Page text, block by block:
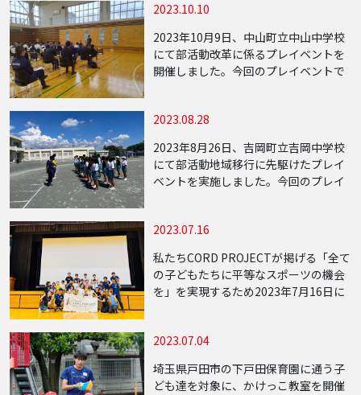
行うことができ多くの方々にご協力を
し […]
2023.10.10
2023年10月9日、中山町立中山中学校
にて部活動改革に係るプレイベントを
開催しました。今回のプレイベントで
実技講師は陸上十種競技で世界陸上選
手権日本 […]
2023.08.28
2023年8月26日、吉岡町立吉岡中学校
にて部活動地域移行に先駆けたプレイ
ベントを実施しました。今回のプレイ
40名が参加し、トップアスリートの指
導を受け […]
2023.07.16
私たちCORD PROJECTが掲げる「全て
の子どもたちに平等なスポーツの機会
を」を実現するため2023年7月16日に
た。 今回は、14名の子供達が参加し
[…]
2023.07.04
埼玉県戸田市の下戸田保育園に通う子
ども達を対象に、かけっこ教室を開催